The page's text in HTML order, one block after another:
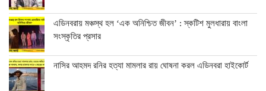
এডিনবরায় মঞ্চস্থ হল ‘এক অনিশ্চিত জীবন’ : স্কটিশ মুলধারায় বাংলা
সংস্কৃতির প্রসার
নাসির আহমদ রনির হত্যা মামলার রায় ঘোষনা করল এডিনবরা হাইকোর্ট